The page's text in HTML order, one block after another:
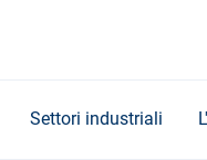
Settori industriali